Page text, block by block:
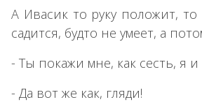
А Ивасик то руку положит, то
садится, будто не умеет, а
- Ты покажи мне, как сесть, я и
- Да вот же как, гляди!